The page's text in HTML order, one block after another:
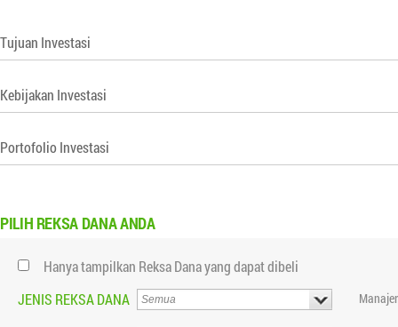
Tujuan Investasi
Kebijakan Investasi
Portofolio Investasi
PILIH REKSA DANA ANDA
Hanya tampilkan Reksa Dana yang dapat dibeli
JENIS REKSA DANA